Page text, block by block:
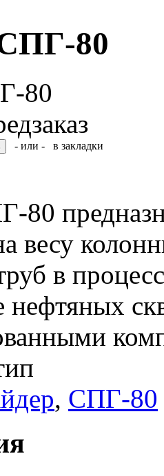
80
80
- или -
в закладки
80
весу
в
нефтяных
, СПГ-80